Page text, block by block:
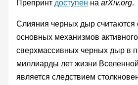
Препринт доступен на arXiv.org.
Слияния черных дыр считаются
основных механизмов
сверхмассивных черных дыр в
миллиарды лет жизни
является следствием